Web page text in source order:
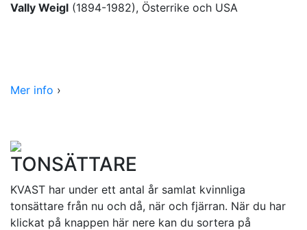
Vally Weigl (1894-1982), Österrike och USA
Mer info ›
TONSÄTTARE
KVAST har under ett antal år samlat kvinnliga
tonsättare från nu och då, när och fjärran. När du har
klickat på knappen här nere kan du sortera på